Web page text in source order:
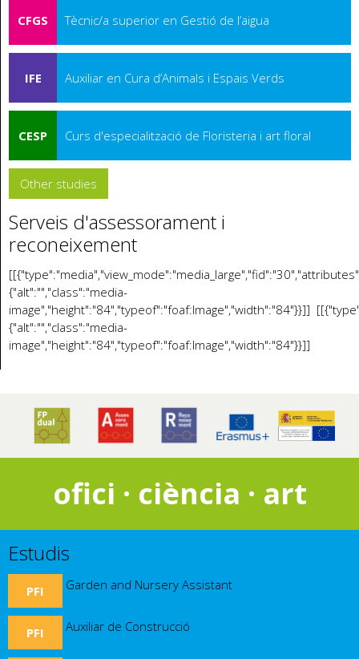
CFGS Tècnic/a superior en Gestió de l’aigua
IFE Auxiliar en Cura d’Animals i Espais Verds
CESP Curs d'especialització de Floristeria i art floral
Other studies
Serveis d'assessorament i
reconeixement
{"alt":"","class":"media-
image","height":"84","typeof":"foaf:Image","width":"84"}}]]
{"alt":"","class":"media-
image","height":"84","typeof":"foaf:Image","width":"84"}}]]
ofici · ciència · art
Estudis
PFI Garden and Nursery Assistant
PFI Auxiliar de Construcció